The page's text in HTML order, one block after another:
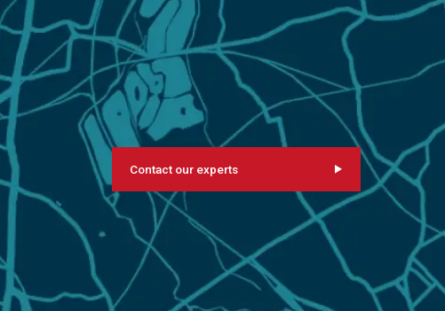
Contact our experts